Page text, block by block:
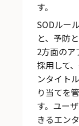
す。
SODルー
と、予防
2方面のア
採用して
ンタイト
り当てを
す。ユー
きるエン